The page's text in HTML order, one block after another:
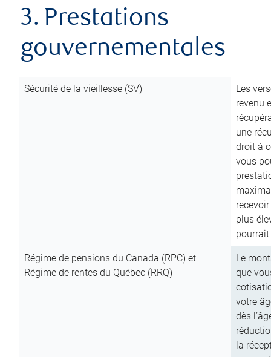
3. Prestations
gouvernementales
Sécurité de la vieillesse (SV)
Les
revenu
une
droit à
vous
plus
Régime de pensions du Canada (RPC) et
Régime de rentes du Québec (RRQ)
Le
que
votre
dès
la